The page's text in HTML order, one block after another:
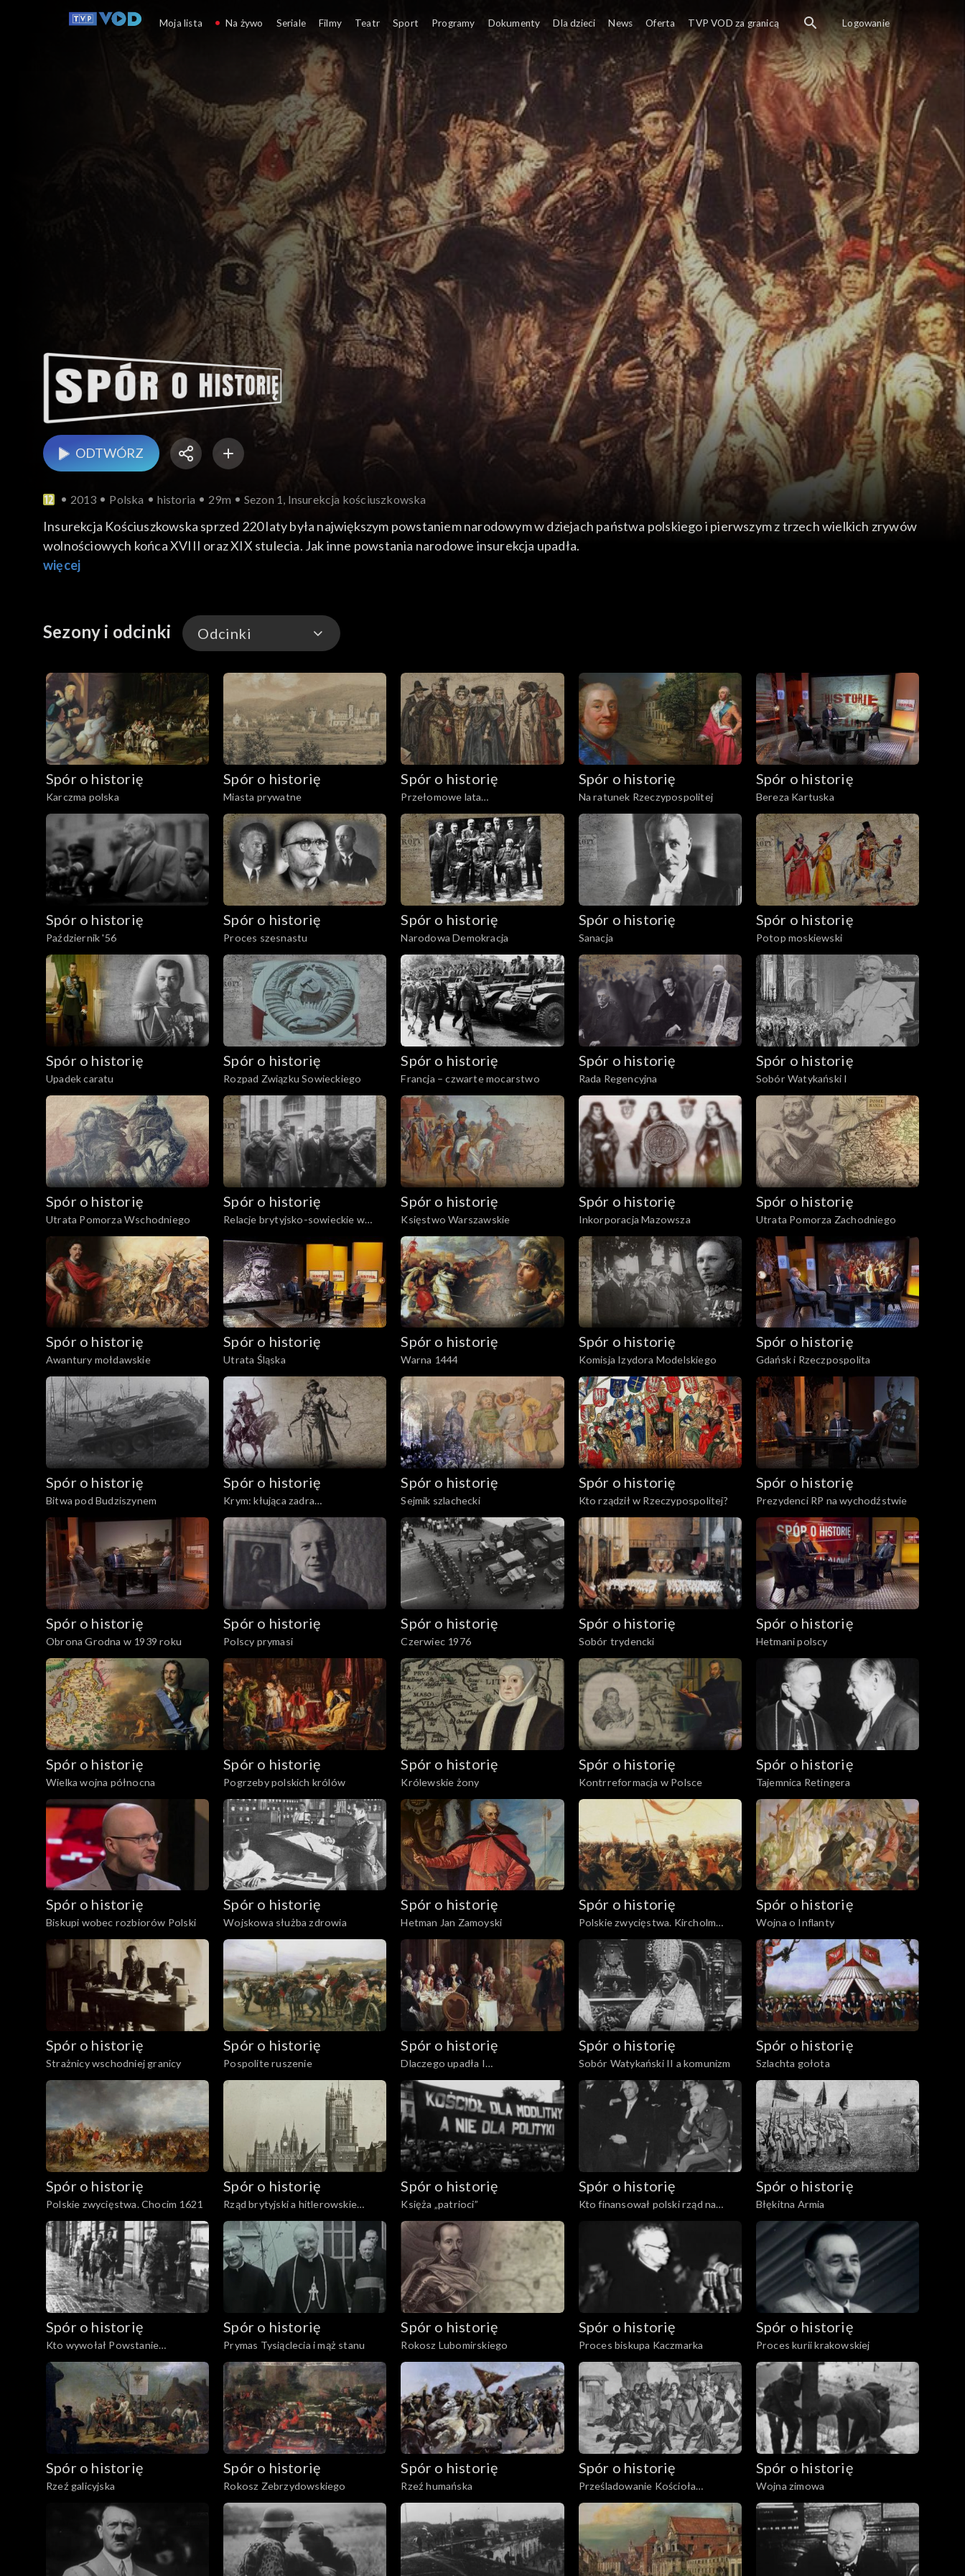
ODTWÓRZ
2013 Polska historia 29m Sezon 1, Insurekcja kościuszkowska
Insurekcja Kościuszkowska sprzed 220 laty była największym powstaniem narodowym w dziejach państwa polskiego i pierwszym z trzech wielkich zrywów
wolnościowych końca XVIII oraz XIX stulecia. Jak inne powstania narodowe insurekcja upadła.
więcej
Sezony i odcinki Odcinki
Odcinki
Spór o historię
Karczma polska
Spór o historię
Miasta prywatne
Spór o historię
Przełomowe lata
Rzeczypospolitej
Spór o historię
Na ratunek Rzeczypospolitej
Spór o historię
Bereza Kartuska
Spór o historię
Październik '56
Spór o historię
Proces szesnastu
Spór o historię
Narodowa Demokracja
Spór o historię
Sanacja
Spór o historię
Potop moskiewski
Spór o historię
Upadek caratu
Spór o historię
Rozpad Związku Sowieckiego
Spór o historię
Francja – czwarte mocarstwo
Spór o historię
Rada Regencyjna
Spór o historię
Sobór Watykański I
Spór o historię
Utrata Pomorza Wschodniego
Spór o historię
Relacje brytyjsko-sowieckie w
Spór o historię
Księstwo Warszawskie
Spór o historię
Inkorporacja Mazowsza
Spór o historię
Utrata Pomorza Zachodniego
Spór o historię
Awantury mołdawskie
Spór o historię
Utrata Śląska
Spór o historię
Warna 1444
Spór o historię
Komisja Izydora Modelskiego
Spór o historię
Gdańsk i Rzeczpospolita
Spór o historię
Bitwa pod Budziszynem
Spór o historię
Krym: kłująca zadra
Rzeczypospolitej
Spór o historię
Sejmik szlachecki
Spór o historię
Kto rządził w Rzeczypospolitej?
Spór o historię
Prezydenci RP na wychodźstwie
Spór o historię
Obrona Grodna w 1939 roku
Spór o historię
Polscy prymasi
Spór o historię
Czerwiec 1976
Spór o historię
Sobór trydencki
Spór o historię
Hetmani polscy
Spór o historię
Wielka wojna północna
Spór o historię
Pogrzeby polskich królów
Spór o historię
Królewskie żony
Spór o historię
Kontrreformacja w Polsce
Spór o historię
Tajemnica Retingera
Spór o historię
Biskupi wobec rozbiorów Polski
Spór o historię
Wojskowa służba zdrowia
Spór o historię
Hetman Jan Zamoyski
Spór o historię
Polskie zwycięstwa. Kircholm
1605
Spór o historię
Wojna o Inflanty
Spór o historię
Strażnicy wschodniej granicy
Spór o historię
Pospolite ruszenie
Spór o historię
Dlaczego upadła I
Rzeczpospolita?
Spór o historię
Sobór Watykański II a komunizm
Spór o historię
Szlachta gołota
Spór o historię
Polskie zwycięstwa. Chocim 1621
Spór o historię
Rząd brytyjski a hitlerowskie
Niemcy
Spór o historię
Księża „patrioci”
Spór o historię
Kto finansował polski rząd na
uchodźstwie?
Spór o historię
Błękitna Armia
Spór o historię
Kto wywołał Powstanie
Warszawskie?
Spór o historię
Prymas Tysiąclecia i mąż stanu
Spór o historię
Rokosz Lubomirskiego
Spór o historię
Proces biskupa Kaczmarka
Spór o historię
Proces kurii krakowskiej
Spór o historię
Rzeź galicyjska
Spór o historię
Rokosz Zebrzydowskiego
Spór o historię
Rzeź humańska
Spór o historię
Prześladowanie Kościoła
katolickiego w zaborze rosyjskim
Spór o historię
Wojna zimowa
Moja lista Na żywo Seriale Filmy Teatr Sport Programy Dokumenty Dla dzieci News Oferta TVP VOD za granicą Logowanie